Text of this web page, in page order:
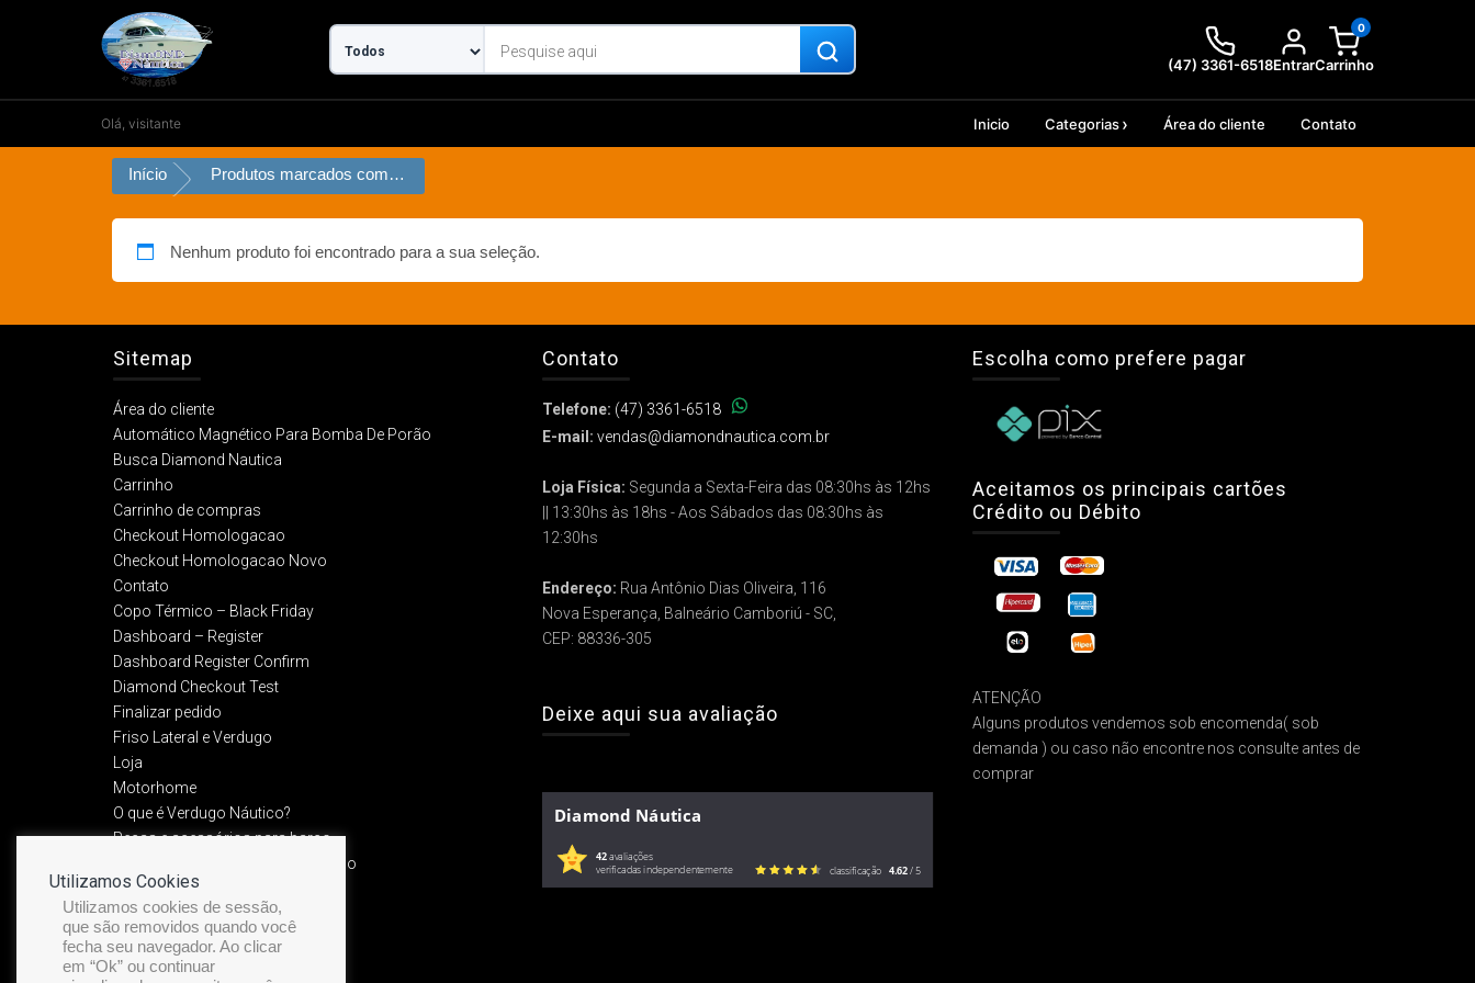
conteúdo
(47) 3361-6518Entrar
0
Carrinho
Olá, visitante Inicio Categorias Área do cliente Contato
Início Produtos marcados com a tag “amplificador maritimo”
Nenhum produto foi encontrado para a sua seleção.
Sitemap
Área do cliente
Automático Magnético Para Bomba De Porão
Busca Diamond Nautica
Carrinho
Carrinho de compras
Checkout Homologacao
Checkout Homologacao Novo
Contato
Copo Térmico – Black Friday
Dashboard – Register
Dashboard Register Confirm
Diamond Checkout Test
Finalizar pedido
Friso Lateral e Verdugo
Loja
Motorhome
O que é Verdugo Náutico?
Peças e acessórios para barco
Política de Devolução e Reembolso​
Política de privacidade
Preview Friso Premium
Recuperação de senha
Service Manual
Contato
Telefone: (47) 3361-6518
E-mail: vendas@diamondnautica.com.br
Loja Física: Segunda a Sexta-Feira das 08:30hs às 12hs
|| 13:30hs às 18hs - Aos Sábados das 08:30hs às
12:30hs
Endereço: Rua Antônio Dias Oliveira, 116
Nova Esperança, Balneário Camboriú - SC,
CEP: 88336-305
Deixe aqui sua avaliação
Diamond Náutica
42avaliações
verificadas independentemente classificação 4.62/ 5
Escolha como prefere pagar
Aceitamos os principais cartões
Crédito ou Débito
ATENÇÃO
Alguns produtos vendemos sob encomenda( sob
demanda ) ou caso não encontre nos consulte antes de
comprar
Utilizamos Cookies
Utilizamos cookies de sessão,
que são removidos quando você
fecha seu navegador. Ao clicar
em “Ok” ou continuar